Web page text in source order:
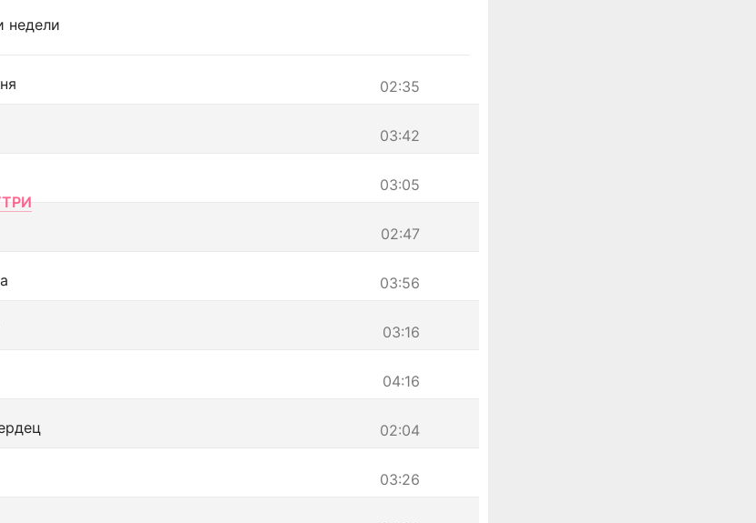
недели
02:35
03:42
03:05
02:47
03:56
03:16
04:16
02:04
03:26